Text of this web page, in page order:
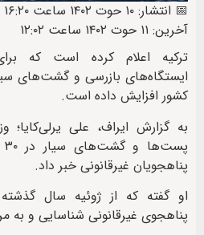
آخرین: ۱۱ حوت ۱۴۰۲ ساعت ۱۲:۰۲
ترکیه اعلام کرده است که
کشور افزایش داده است.
به گزارش ایراف، علی یرلی‌کایا؛
پناهجویان غیرقانونی خبر داد.
پناهجوی غیرقانونی شناسایی و به